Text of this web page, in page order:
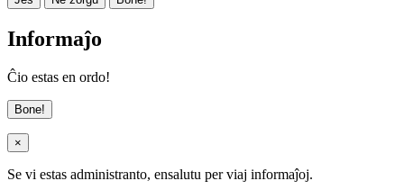
Informaĵo
Ĉio estas en ordo!
Bone!
×
Se vi estas administranto, ensalutu per viaj informaĵoj.